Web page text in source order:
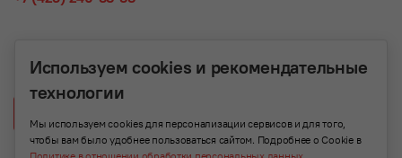
Используем cookies и рекомендательные
технологии
Мы используем cookies для персонализации сервисов и для того,
чтобы вам было удобнее пользоваться сайтом. Подробнее о Cookie в